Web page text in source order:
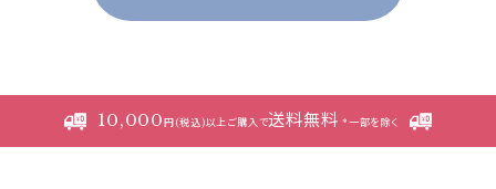
用規約となっております。（ただし、一部他社
の規約に従うものとします）
10,000円(税込)以上ご購入で送料無料 *一部を除く